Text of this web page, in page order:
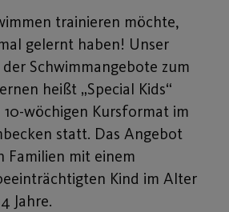
trainieren möchte,
gelernt haben! Unser
Schwimmangebote zum
heißt „Special Kids“
wöchigen Kursformat im
statt. Das Angebot
Familien mit einem
Kind im Alter
Jahre.